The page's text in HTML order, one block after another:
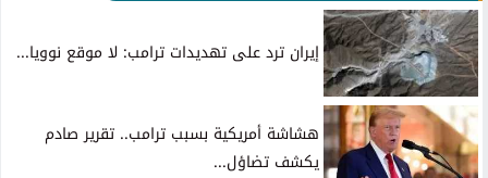
إيران ترد على تهديدات ترامب: لا موقع نوويا...
هشاشة أمريكية بسبب ترامب.. تقرير صادم
يكشف تضاؤل...